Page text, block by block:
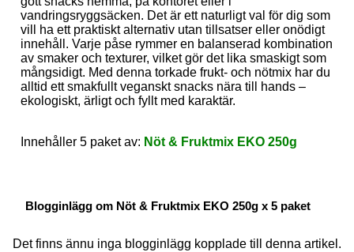
vandringsryggsäcken. Det är ett naturligt val för dig som
vill ha ett praktiskt alternativ utan tillsatser eller onödigt
innehåll. Varje påse rymmer en balanserad kombination
av smaker och texturer, vilket gör det lika smaskigt som
mångsidigt. Med denna torkade frukt- och nötmix har du
alltid ett smakfullt veganskt snacks nära till hands –
ekologiskt, ärligt och fyllt med karaktär.
Innehåller 5 paket av: Nöt & Fruktmix EKO 250g
Blogginlägg om Nöt & Fruktmix EKO 250g x 5 paket
Det finns ännu inga blogginlägg kopplade till denna artikel.